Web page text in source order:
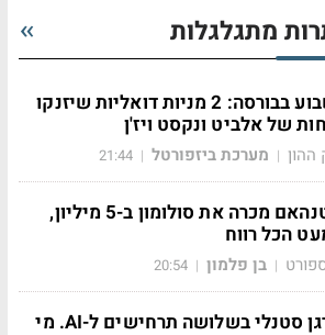
מתגלגלות
השבוע בבורסה: 2 מניות דואליות שיזנקו
של אלביט ונקסט ויז'ן
ההון | מערכת ביזפורטל |
21:44
טוטנהאם מכרה את סולומון ב-5 מיליון,
הכל רווח
| בן פלמון |
20:54
מורגן סטנלי בשלושה תרחישים ל-AI. מי